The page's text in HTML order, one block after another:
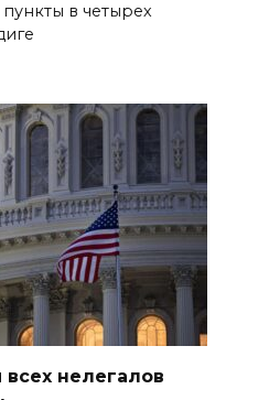
в четырех
нелегалов